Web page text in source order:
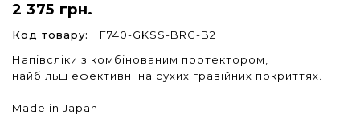
2 375 грн.
Код товару:
F740-GKSS-BRG-B2
Напівсліки з комбінованим протектором,
найбільш ефективні на сухих гравійних покриттях.
Made in Japan